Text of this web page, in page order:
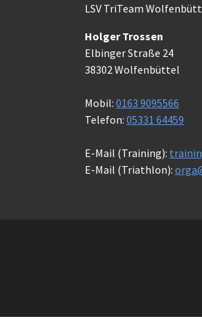
LSV TriTeam
Holger Trossen
Elbinger Straße 24
38302 Wolfenbüttel
Mobil: 0163 9095566
Telefon: 05331 64459
E-Mail (Training):
E-Mail (Triathlon):